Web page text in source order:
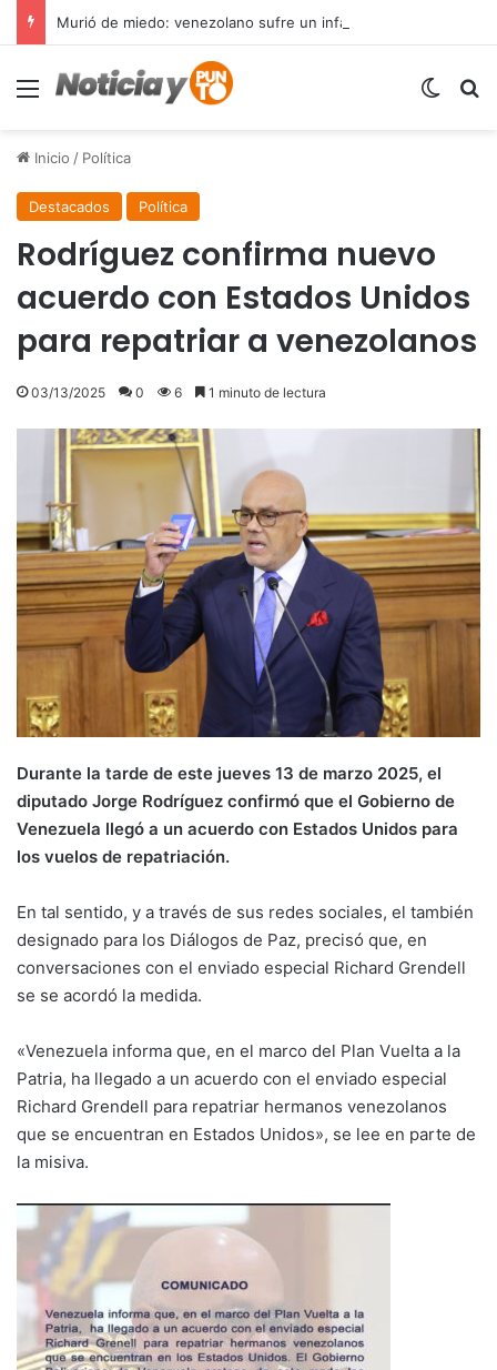
Menú
Inicio / Política
Destacados Política
Rodríguez confirma nuevo
acuerdo con Estados Unidos
para repatriar a venezolanos
03/13/2025 0 6 1 minuto de lectura
Durante la tarde de este jueves 13 de marzo 2025, el
diputado Jorge Rodríguez confirmó que el Gobierno de
Venezuela llegó a un acuerdo con Estados Unidos para
los vuelos de repatriación.
En tal sentido, y a través de sus redes sociales, el también
designado para los Diálogos de Paz, precisó que, en
conversaciones con el enviado especial Richard Grendell
se se acordó la medida.
«Venezuela informa que, en el marco del Plan Vuelta a la
Patria, ha llegado a un acuerdo con el enviado especial
Richard Grendell para repatriar hermanos venezolanos
que se encuentran en Estados Unidos», se lee en parte de
la misiva.